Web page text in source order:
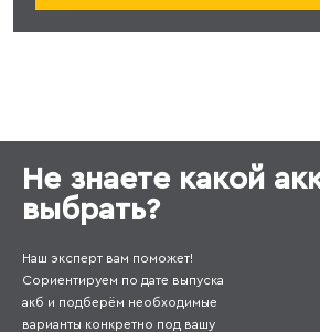
Не знаете какой
выбрать?
Наш эксперт вам поможет!
Сориентируем по дате выпуска
акб и подберём необходимые
варианты конкретно под вашу